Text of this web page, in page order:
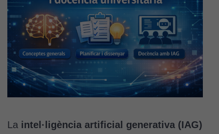
La intel·ligència artificial generativa (IAG)